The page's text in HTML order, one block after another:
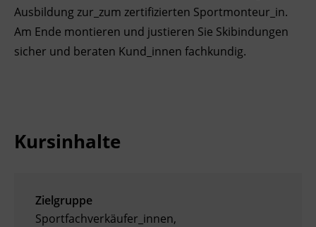
Ingenieurzertifizierung
Deutsch und Integration
Akademisches Studienzentrum
BFI Reutte
Ausbildung zur_zum zertifizierten Sportmonteur_in.
Am Ende montieren und justieren Sie Skibindungen
sicher und beraten Kund_innen fachkundig.
Kursinhalte
Zielgruppe
Sportfachverkäufer_innen,